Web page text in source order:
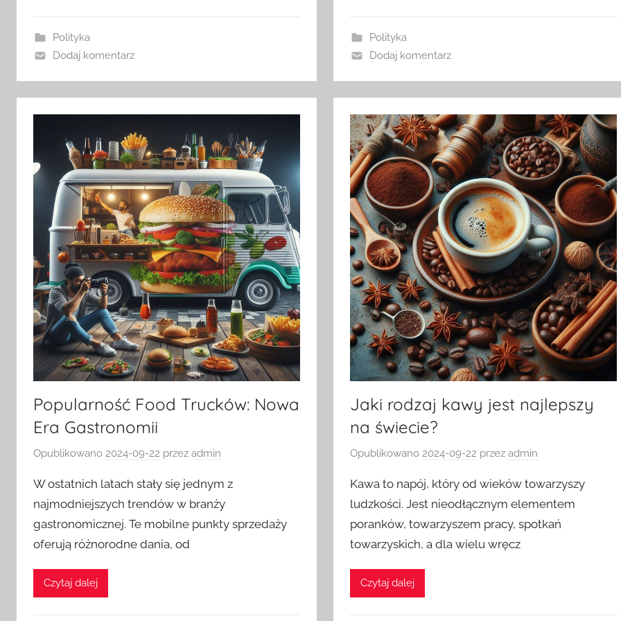
Polityka
Dodaj komentarz
Polityka
Dodaj komentarz
Popularność Food Trucków: Nowa
Era Gastronomii
Opublikowano 2024-09-22 przez admin
W ostatnich latach stały się jednym z
najmodniejszych trendów w branży
gastronomicznej. Te mobilne punkty sprzedaży
oferują różnorodne dania, od
Czytaj dalej
Jaki rodzaj kawy jest najlepszy
na świecie?
Opublikowano2024-09-22 przezadmin
Kawa to napój, który od wieków towarzyszy
ludzkości. Jest nieodłącznym elementem
poranków, towarzyszem pracy, spotkań
towarzyskich, a dla wielu wręcz
Czytaj dalej